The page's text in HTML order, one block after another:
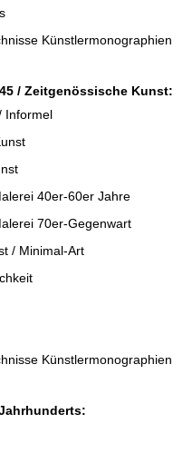
Künstlermonographien
/ Zeitgenössische Kunst:
Informel
40er-60er Jahre
70er-Gegenwart
/ Minimal-Art
Künstlermonographien